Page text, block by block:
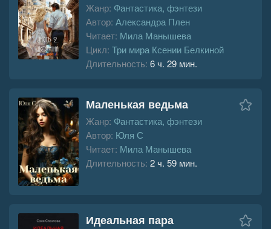
Жанр: Фантастика, фэнтези
Автор: Александра Плен
Читает: Мила Манышева
Цикл: Три мира Ксении Белкиной
Длительность: 6 ч. 29 мин.
Маленькая ведьма
Жанр: Фантастика, фэнтези
Автор: Юля С
Читает: Мила Манышева
Длительность: 2 ч. 59 мин.
Идеальная пара